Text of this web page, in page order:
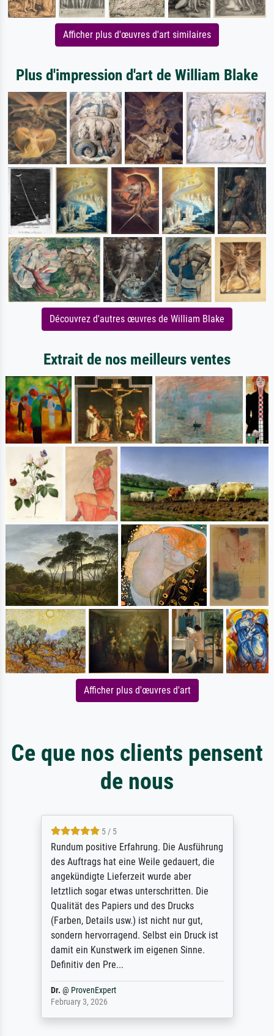
Afficher plus d'œuvres d'art similaires
Plus d'impression d'art de William Blake
Découvrez d'autres œuvres de William Blake
Extrait de nos meilleurs ventes
Afficher plus d'œuvres d'art
Ce que nos clients pensent
de nous
5 / 5
Rundum positive Erfahrung. Die Ausführung
des Auftrags hat eine Weile gedauert, die
angekündigte Lieferzeit wurde aber
letztlich sogar etwas unterschritten. Die
Qualität des Papiers und des Drucks
(Farben, Details usw.) ist nicht nur gut,
sondern hervorragend. Selbst ein Druck ist
damit ein Kunstwerk im eigenen Sinne.
Definitiv den Pre...
Dr. @ ProvenExpert
February 3, 2026